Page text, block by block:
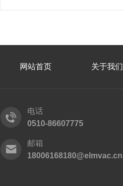
网站首页 关于我们
电话
0510-86607775
邮箱
18006168180@elmvac.cn